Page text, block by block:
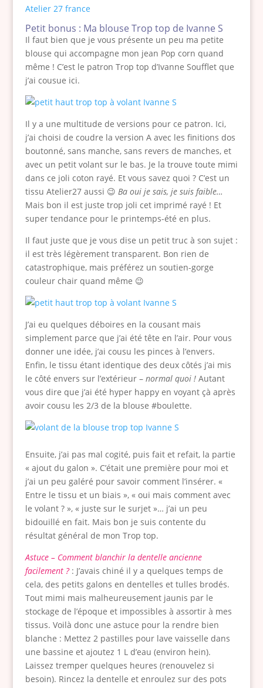
Petit bonus : Ma blouse Trop top de Ivanne S
Il faut bien que je vous présente un peu ma petite
blouse qui accompagne mon jean Pop corn quand
même ! C’est le patron Trop top d’Ivanne Soufflet que
j’ai cousue ici.
Il y a une multitude de versions pour ce patron. Ici,
j’ai choisi de coudre la version A avec les finitions dos
boutonné, sans manche, sans revers de manches, et
avec un petit volant sur le bas. Je la trouve toute mimi
dans ce joli coton rayé. Et vous savez quoi ? C’est un
tissu Atelier27 aussi 😉 Ba oui je sais, je suis faible…
Mais bon il est juste trop joli cet imprimé rayé ! Et
super tendance pour le printemps-été en plus.
Il faut juste que je vous dise un petit truc à son sujet :
il est très légèrement transparent. Bon rien de
catastrophique, mais préférez un soutien-gorge
couleur chair quand même 😉
J’ai eu quelques déboires en la cousant mais
simplement parce que j’ai été tête en l’air. Pour vous
donner une idée, j’ai cousu les pinces à l’envers.
Enfin, le tissu étant identique des deux côtés j’ai mis
le côté envers sur l’extérieur – normal quoi !Autant
vous dire que j’ai été hyper happy en voyant çà après
avoir cousu les 2/3 de la blouse #boulette.
Ensuite, j’ai pas mal cogité, puis fait et refait, la partie
« ajout du galon ». C’était une première pour moi et
j’ai un peu galéré pour savoir comment l’insérer. «
Entre le tissu et un biais », « oui mais comment avec
le volant ? », « juste sur le surjet »… j’ai un peu
bidouillé en fait. Mais bon je suis contente du
résultat général de mon Trop top.
Astuce – Comment blanchir la dentelle ancienne
facilement ?: J’avais chiné il y a quelques temps de
cela, des petits galons en dentelles et tulles brodés.
Tout mimi mais malheureusement jaunis par le
stockage de l’époque et impossibles à assortir à mes
tissus. Voilà donc une astuce pour la rendre bien
blanche : Mettez 2 pastilles pour lave vaisselle dans
une bassine et ajoutez 1 L d’eau (environ hein).
Laissez tremper quelques heures (renouvelez si
besoin). Rincez la dentelle et enroulez sur des pots